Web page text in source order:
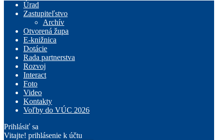
Úrad
Zastupiteľstvo
Archív
Otvorená župa
E-knižnica
Dotácie
Rada partnerstva
Rozvoj
Interact
Foto
Video
Kontakty
Voľby do VÚC 2026
Prihlásiť sa
Vitajte! prihlásenie k účtu